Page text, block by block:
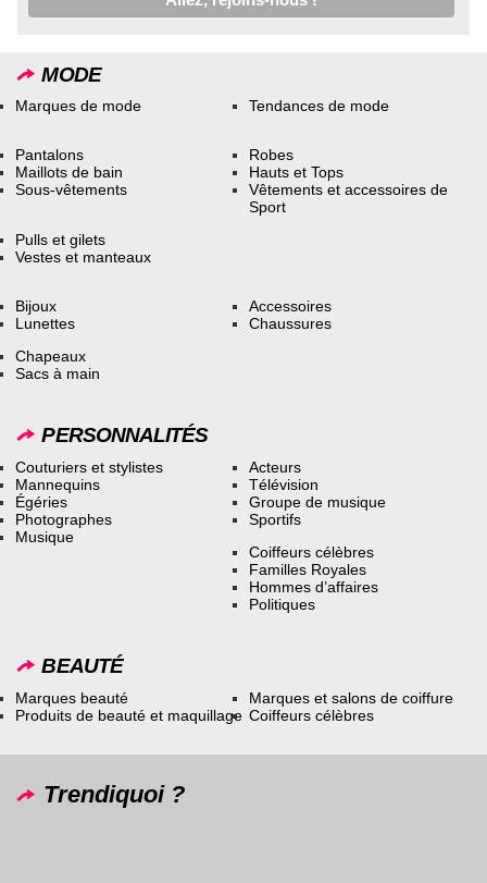
MODE
Marques de mode Tendances de mode
Pantalons
Maillots de bain
Sous-vêtements
Robes
Hauts et Tops
Vêtements et accessoires de
Sport
Pulls et gilets
Vestes et manteaux
Bijoux
Lunettes
Accessoires
Chaussures
Chapeaux
Sacs à main
PERSONNALITÉS
Couturiers et stylistes
Mannequins
Égéries
Photographes
Musique
Acteurs
Télévision
Groupe de musique
Sportifs
Coiffeurs célèbres
Familles Royales
Hommes d’affaires
Politiques
BEAUTÉ
Marques beauté
Produits de beauté et maquillage
Marques et salons de coiffure
Coiffeurs célèbres
Trendiquoi ?